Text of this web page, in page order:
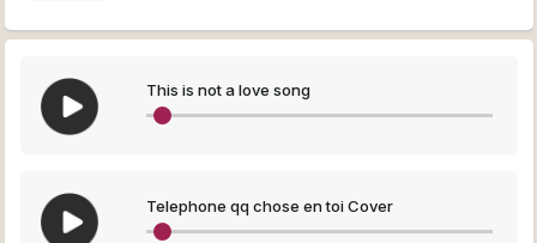
This is not a love song
Telephone qq chose en toi Cover